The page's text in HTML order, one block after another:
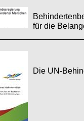
für die
Die UN-